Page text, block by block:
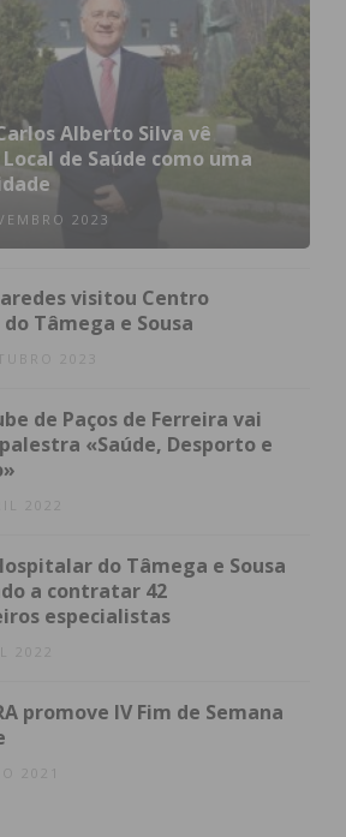
Alberto Silva vê
de Saúde como uma
2023
visitou Centro
Tâmega e Sousa
2023
de Paços de Ferreira vai
«Saúde, Desporto e
2022
do Tâmega e Sousa
a contratar 42
especialistas
2022
promove IV Fim de Semana
2021